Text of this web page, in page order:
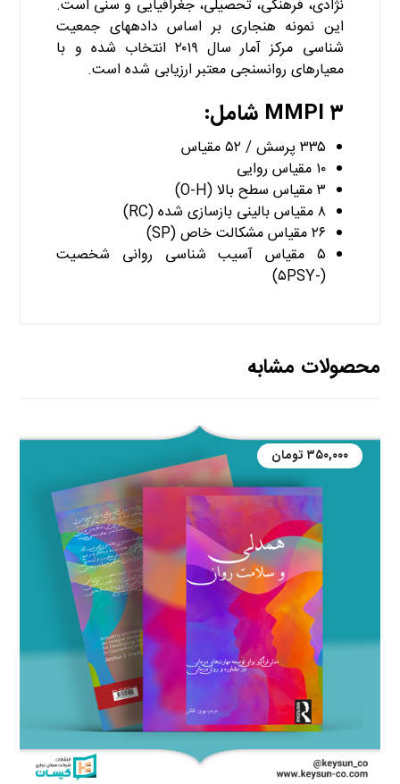
نژادی، فرهنگی، تحصیلی، جغرافیایی و سنی است.
این نمونه هنجاری بر اساس داده­های جمعیت
شناسی مرکز آمار سال ۲۰۱۹ انتخاب شده و با
معیارهای روان­سنجی معتبر ارزیابی شده است.
۳ MMPI شامل:
۳۳۵ پرسش / ۵۲ مقیاس
۱۰ مقیاس روایی
۳ مقیاس سطح بالا (O-H)
۸ مقیاس بالینی بازسازی شده (RC)
۲۶ مقیاس مشکالت خاص (SP)
۵ مقیاس آسیب شناسی روانی شخصیت
(-۵PSY)
محصولات مشابه
۳۵۰,۰۰۰ تومان